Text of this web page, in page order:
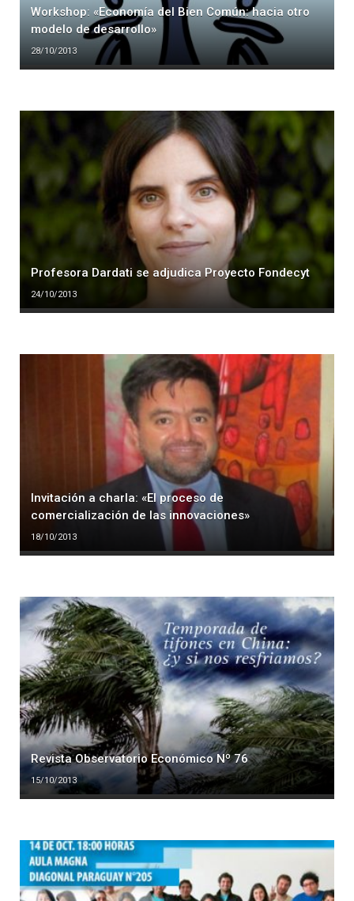
Workshop: «Economía del Bien Común: hacia otro
modelo de desarrollo»
28/10/2013
Profesora Dardati se adjudica Proyecto Fondecyt
24/10/2013
Invitación a charla: «El proceso de
comercialización de las innovaciones»
18/10/2013
Revista Observatorio Económico Nº 76
15/10/2013